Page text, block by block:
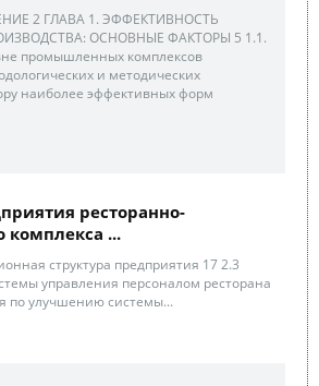
2 ГЛАВА 1. ЭФФЕКТИВНОСТЬ
ОСНОВНЫЕ ФАКТОРЫ 5 1.1.
промышленных комплексов
и методических
наиболее эффективных форм
ресторанно-
комплекса ...
структура предприятия 17 2.3
управления персоналом ресторана
по улучшению системы...